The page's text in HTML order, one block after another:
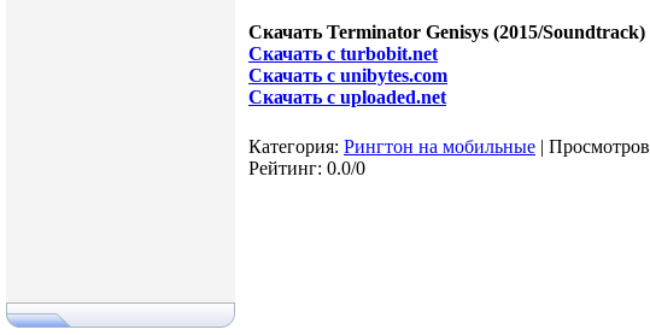
Скачать Terminator Genisys (2015/Soundtrack)
Скачать с turbobit.net
Скачать с unibytes.com
Скачать с uploaded.net
Категория: Рингтон на мобильные | Просмотров
Рейтинг: 0.0/0